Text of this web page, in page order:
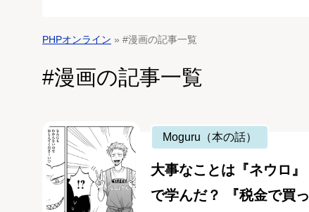
PHPオンライン » #漫画の記事一覧
#漫画の記事一覧
Moguru（本の話）
大事なことは『ネウロ』
で学んだ？ 『税金で買っ